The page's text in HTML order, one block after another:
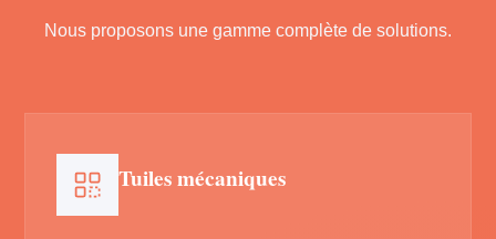
Nous proposons une gamme complète de solutions.
Tuiles mécaniques